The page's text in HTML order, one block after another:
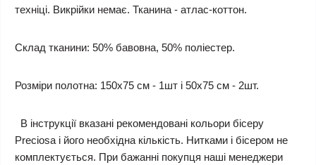
техніці. Викрійки немає. Тканина - атлас-коттон.
Склад тканини: 50% бавовна, 50% поліестер.
Розміри полотна: 150х75 см - 1шт і 50х75 см - 2шт.
В інструкції вказані рекомендовані кольори бісеру
Preciosa і його необхідна кількість. Нитками і бісером не
комплектується. При бажанні покупця наші менеджери